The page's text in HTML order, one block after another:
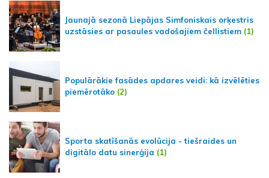
Jaunajā sezonā Liepājas Simfoniskais orķestris
uzstāsies ar pasaules vadošajiem čellistiem (1)
Populārākie fasādes apdares veidi: kā izvēlēties
piemērotāko (2)
Sporta skatīšanās evolūcija - tiešraides un
digitālo datu sinerģija (1)